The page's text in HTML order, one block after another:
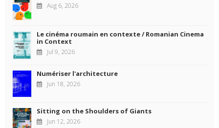
Aug 6, 2026
Le cinéma roumain en contexte / Romanian Cinema
in Context
Jul 9, 2026
Numériser l'architecture
Jun 18, 2026
Sitting on the Shoulders of Giants
Jun 12, 2026